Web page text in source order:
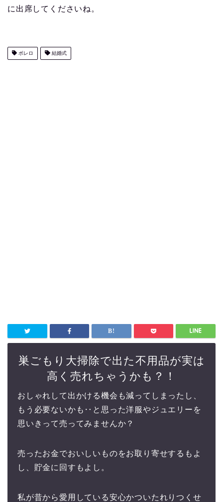
に出席してくださいね。
ボレロ 結婚式
巣ごもり大掃除で出た不用品が実は
高く売れちゃうかも？！
おしゃれして出かける機会も減ってしまったし、
もう必要ないかも‥と思った洋服やジュエリーを
思いきって売ってみませんか？
売ったお金でおいしいものをお取り寄せするもよ
し、貯金に回すもよし。
私が昔から愛用している安心かついたれりつくせ